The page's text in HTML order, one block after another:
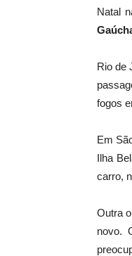
Natal
Rio de
fogos
Em
Ilha
carro,
Outra
novo.